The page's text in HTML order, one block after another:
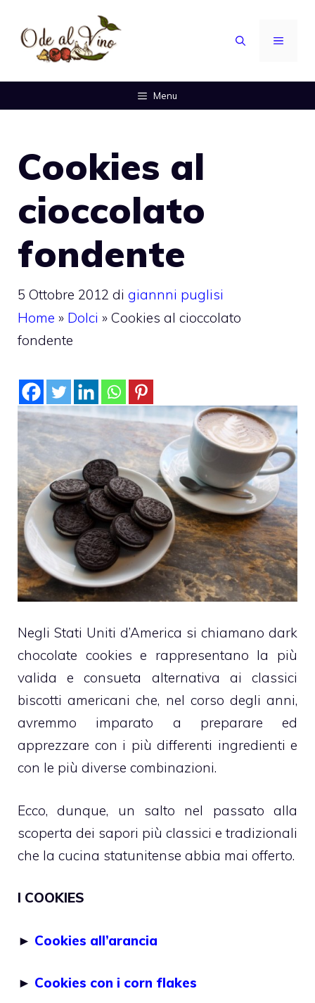
contenuto
MENU
Menu
Cookies al
cioccolato
fondente
5 Ottobre 2012 di giannni puglisi
Home » Dolci » Cookies al cioccolato
fondente
Negli Stati Uniti d’America si chiamano dark
chocolate cookies e rappresentano la più
valida e consueta alternativa ai classici
biscotti americani che, nel corso degli anni,
avremmo imparato a preparare ed
apprezzare con i più differenti ingredienti e
con le più diverse combinazioni.
Ecco, dunque, un salto nel passato alla
scoperta dei sapori più classici e tradizionali
che la cucina statunitense abbia mai offerto.
I COOKIES
► Cookies all’arancia
► Cookies con i corn flakes